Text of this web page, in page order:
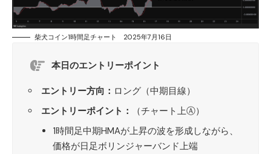
柴犬コイン1時間足チャート 2025年7月16日
本日のエントリーポイント
エントリー方向： ロング（中期目線）
エントリーポイント：
（チャート上Ⓐ）
1時間足中期HMAが上昇の波を形成しながら、
価格が日足ボリンジャーバンド上端